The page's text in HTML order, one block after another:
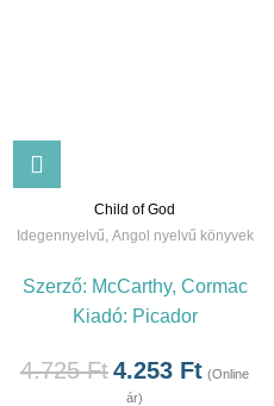
Child of God
Idegennyelvű, Angol nyelvű könyvek
Szerző: McCarthy, Cormac
Kiadó: Picador
4.725Ft4.253 Ft (Online
ár)